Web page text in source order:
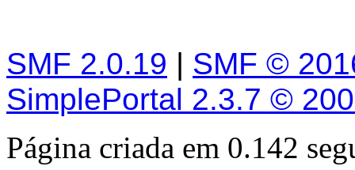
SMF 2.0.19 | SMF ©
SimplePortal 2.3.7 ©
Página criada em 0.142